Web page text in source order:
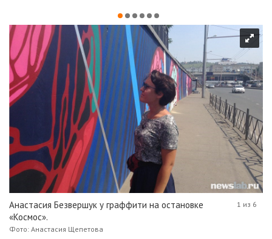
Анастасия Безвершук у граффити на остановке
«Космос».
Фото: Анастасия Щепетова
1 из 6